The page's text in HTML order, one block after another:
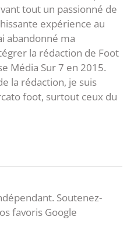
tout un passionné de
expérience au
abandonné ma
la rédaction de Foot
Média Sur 7 en 2015.
la rédaction, je suis
foot, surtout ceux du
Soutenez-
favoris Google